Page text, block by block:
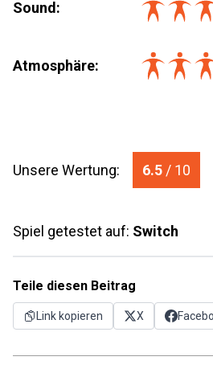
Sound:
Atmosphäre:
Unsere Wertung: 6.5 / 10
Spiel getestet auf: Switch
Teile diesen Beitrag
Link kopieren X